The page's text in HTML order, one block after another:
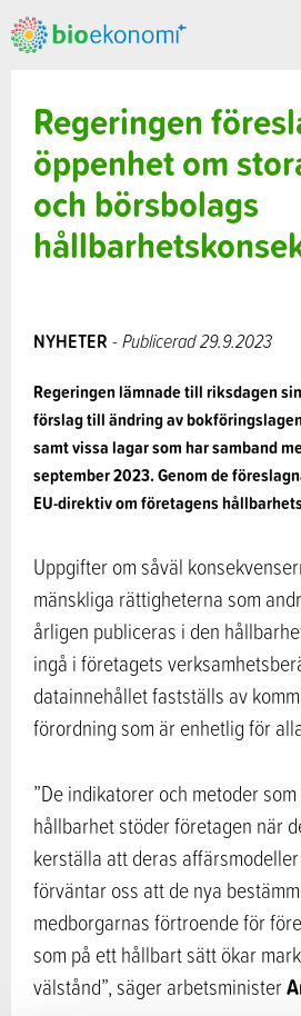
Regeringen
öppenhet om
och börsbolags
NYHETER - Publicerad 29.9.2023
Regeringen lämnade till riksdagen
förslag till ändring av
samt vissa lagar som har samband
september 2023. Genom de
EU-direktiv om företagens
Uppgifter om såväl
mänskliga rättigheterna som
årligen publiceras i den
ingå i företagets
datainnehållet fastställs av
förordning som är enhetlig för
”De indikatorer och metoder
hållbarhet stöder företagen när
kerställa att deras
förväntar oss att de nya
medborgarnas förtroende för
som på ett hållbart sätt ökar
välstånd”, säger arbetsminister